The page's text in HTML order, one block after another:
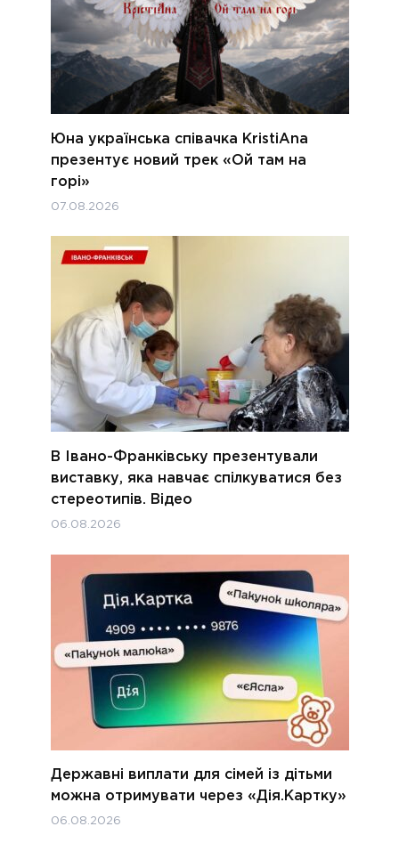
Юна українська співачка KristiAna
презентує новий трек «Ой там на
горі»
07.08.2026
В Івано-Франківську презентували
виставку, яка навчає спілкуватися без
стереотипів. Відео
06.08.2026
Державні виплати для сімей із дітьми
можна отримувати через «Дія.Картку»
06.08.2026